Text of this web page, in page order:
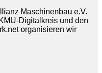
Maschinenbau e.V.
Digitalkreis und den
organisieren wir